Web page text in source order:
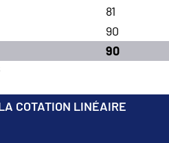
81
90
90
COTATION LINÉAIRE